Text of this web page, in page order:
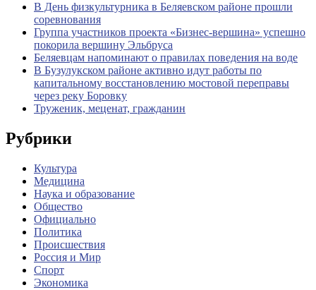
В День физкультурника в Беляевском районе прошли
соревнования
Группа участников проекта «Бизнес‑вершина» успешно
покорила вершину Эльбруса
Беляевцам напоминают о правилах поведения на воде
В Бузулукском районе активно идут работы по
капитальному восстановлению мостовой переправы
через реку Боровку
Труженик, меценат, гражданин
Рубрики
Культура
Медицина
Наука и образование
Общество
Официально
Политика
Происшествия
Россия и Мир
Спорт
Экономика